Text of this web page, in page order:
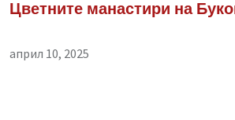
Цветните манастири на
април 10, 2025